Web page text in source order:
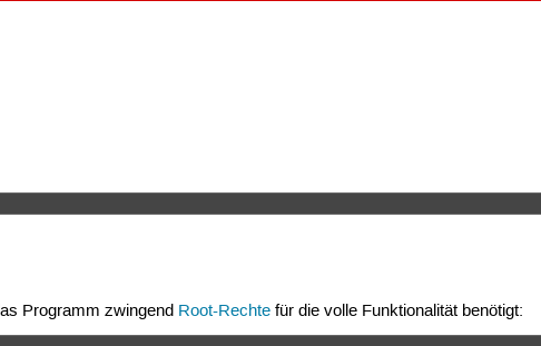
Programm zwingend Root-Rechte für die volle Funktionalität benötigt: